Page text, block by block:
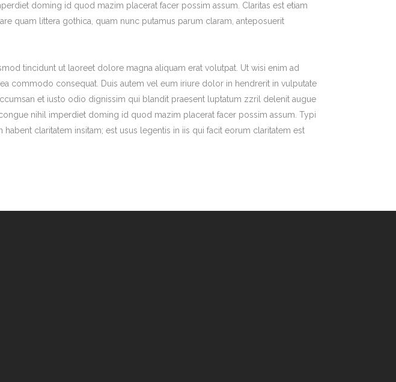
doming id quod mazim placerat facer possim assum. Claritas est etiam
quam littera gothica, quam nunc putamus parum claram, anteposuerit
tincidunt ut laoreet dolore magna aliquam erat volutpat. Ut wisi enim ad
commodo consequat. Duis autem vel eum iriure dolor in hendrerit in vulputate
et iusto odio dignissim qui blandit praesent luptatum zzril delenit augue
nihil imperdiet doming id quod mazim placerat facer possim assum. Typi
claritatem insitam; est usus legentis in iis qui facit eorum claritatem est